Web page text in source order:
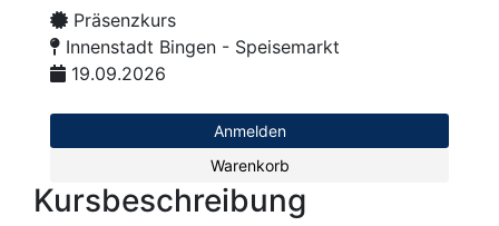
Präsenzkurs
Innenstadt Bingen - Speisemarkt
19.09.2026
Anmelden
Warenkorb
Kursbeschreibung